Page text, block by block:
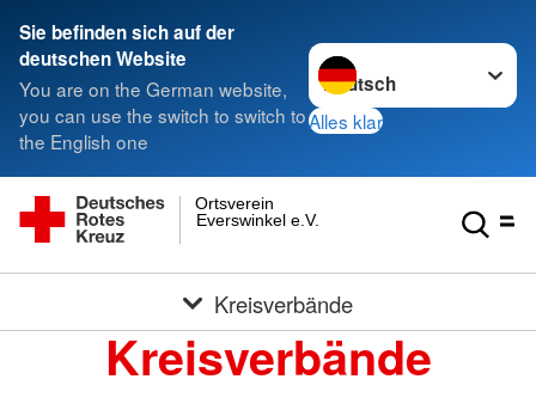
Sie befinden sich auf der
deutschen Website
You are on the German website,
you can use the switch to switch to
the English one
Sprache wechseln zu
Alles klar
Everswinkel e.V.
Ortsverein
Kreisverbände
Kreisverbände